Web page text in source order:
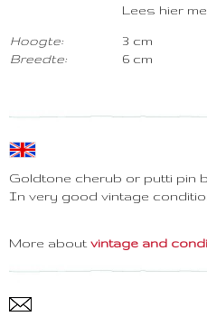
Lees hier
Hoogte:
Breedte:
3 cm
6 cm
Goldtone cherub or putti pin
In very good vintage
More about vintage and